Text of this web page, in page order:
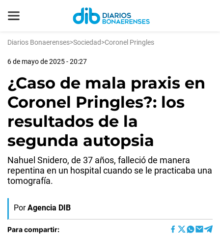
Diarios Bonaerenses>Sociedad>Coronel Pringles
6 de mayo de 2025 - 20:27
¿Caso de mala praxis en
Coronel Pringles?: los
resultados de la
segunda autopsia
Nahuel Snidero, de 37 años, falleció de manera
repentina en un hospital cuando se le practicaba una
tomografía.
Por Agencia DIB
Para compartir: